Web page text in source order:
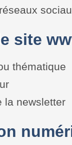
site
thématique
la newsletter